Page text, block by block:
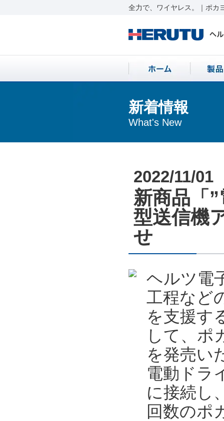
全力で、ワイヤレス。｜ポカ
新着情報
What's New
2022/11/01
新商品「
型送信機
せ
ヘルツ電
工程など
を支援す
して、ポ
を発売い
電動ドラ
に接続し
回数のポ